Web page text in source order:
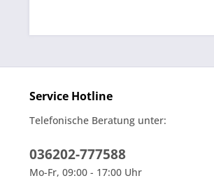
Service Hotline
Telefonische Beratung unter:
036202-777588
Mo-Fr, 09:00 - 17:00 Uhr